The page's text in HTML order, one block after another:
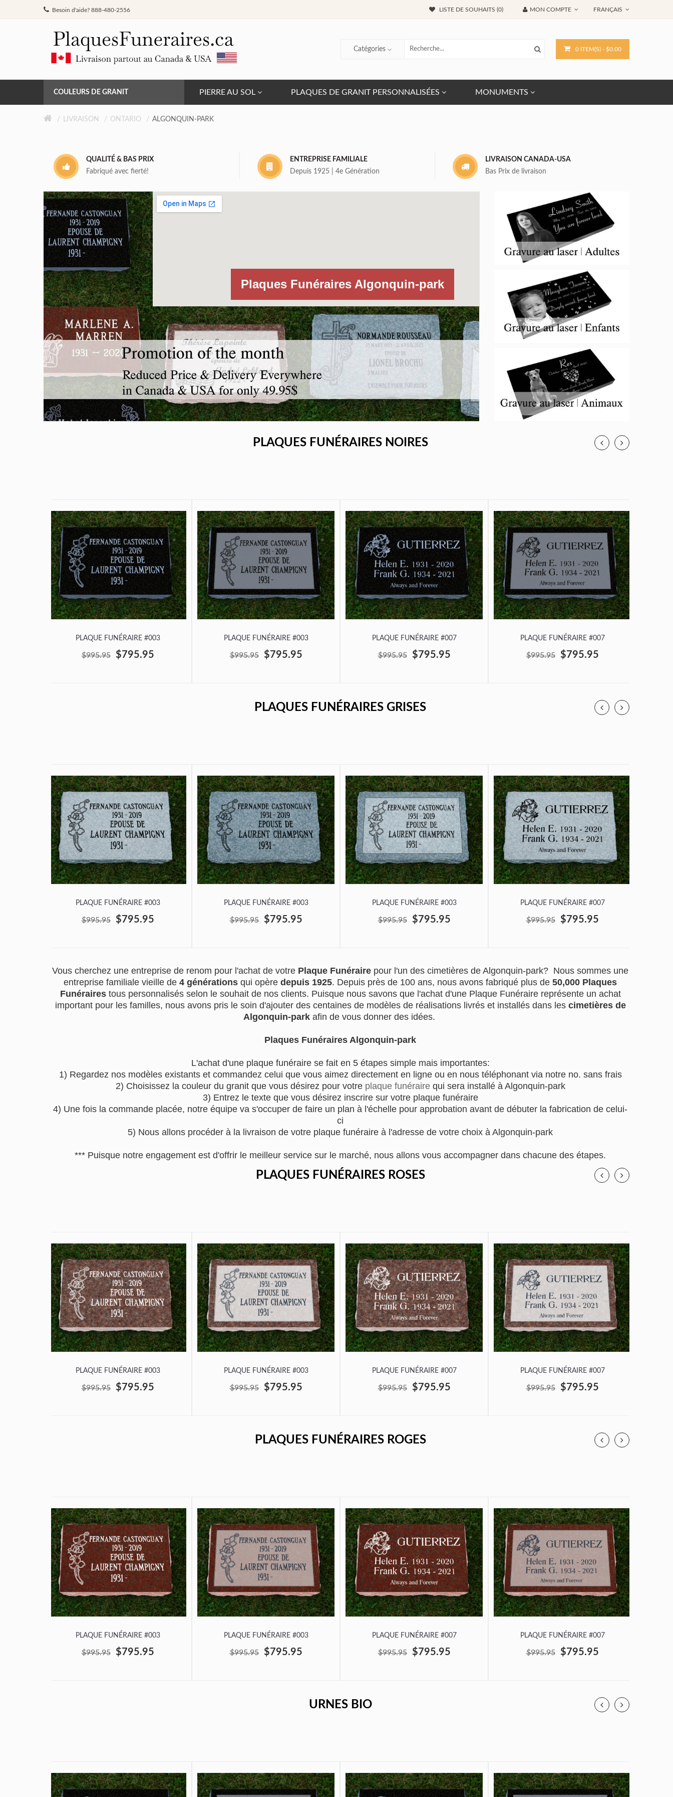
Besoin d'aide? 888-480-2556 FRANÇAIS
LISTE DE SOUHAITS (0) MON COMPTE
0 ITEM(S) - $0.00
Catégories
PIERRE AU SOL PLAQUES DE GRANIT PERSONNALISÉES MONUMENTS
COULEURS DE GRANIT
GRIS DE BARRÉ FERRÉ
ROSE MONTAGNE
ROUGE INDIEN
LIVRAISON ONTARIO ALGONQUIN-PARK
QUALITÉ & BAS PRIX
Fabriqué avec fierté!
ENTREPRISE FAMILIALE
Depuis 1925 | 4e Génération
LIVRAISON CANADA-USA
Bas Prix de livraison
Plaques Funéraires Algonquin-park
PLAQUES FUNÉRAIRES NOIRES
PLAQUE FUNÉRAIRE #003
$995.95 $795.95
PLAQUE FUNÉRAIRE #003
$995.95 $795.95
PLAQUE FUNÉRAIRE #007
$995.95 $795.95
PLAQUE FUNÉRAIRE #007
$995.95 $795.95
PLAQUES FUNÉRAIRES GRISES
PLAQUE FUNÉRAIRE #003
$995.95 $795.95
PLAQUE FUNÉRAIRE #003
$995.95 $795.95
PLAQUE FUNÉRAIRE #003
$995.95 $795.95
PLAQUE FUNÉRAIRE #007
$995.95 $795.95
Vous cherchez une entreprise de renom pour l'achat de votre Plaque Funéraire pour l'un des cimetières de Algonquin-park? Nous sommes une
entreprise familiale vieille de 4 générations qui opère depuis 1925. Depuis près de 100 ans, nous avons fabriqué plus de 50,000 Plaques
Funérairestous personnalisés selon le souhait de nos clients. Puisque nous savons que l'achat d'une Plaque Funéraire représente un achat
important pour les familles, nous avons pris le soin d'ajouter des centaines de modèles de réalisations livrés et installés dans les cimetières de
Algonquin-parkafin de vous donner des idées.
Plaques Funéraires Algonquin-park
L'achat d'une plaque funéraire se fait en 5 étapes simple mais importantes:
1) Regardez nos modèles existants et commandez celui que vous aimez directement en ligne ou en nous téléphonant via notre no. sans frais
2) Choisissez la couleur du granit que vous désirez pour votre plaque funérairequi sera installé à Algonquin-park
3) Entrez le texte que vous désirez inscrire sur votre plaque funéraire
4) Une fois la commande placée, notre équipe va s'occuper de faire un plan à l'échelle pour approbation avant de débuter la fabrication de celui-
ci
5) Nous allons procéder à la livraison de votre plaque funéraire à l'adresse de votre choix à Algonquin-park
*** Puisque notre engagement est d'offrir le meilleur service sur le marché, nous allons vous accompagner dans chacune des étapes.
PLAQUES FUNÉRAIRES ROSES
PLAQUE FUNÉRAIRE #003
$995.95 $795.95
PLAQUE FUNÉRAIRE #003
$995.95 $795.95
PLAQUE FUNÉRAIRE #007
$995.95 $795.95
PLAQUE FUNÉRAIRE #007
$995.95 $795.95
PLAQUES FUNÉRAIRES ROGES
PLAQUE FUNÉRAIRE #003
$995.95 $795.95
PLAQUE FUNÉRAIRE #003
$995.95 $795.95
PLAQUE FUNÉRAIRE #007
$995.95 $795.95
PLAQUE FUNÉRAIRE #007
$995.95 $795.95
URNES BIO